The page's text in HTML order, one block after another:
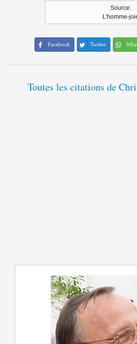
Source:
L'homme-
Facebook Twitter
Toutes les citations de